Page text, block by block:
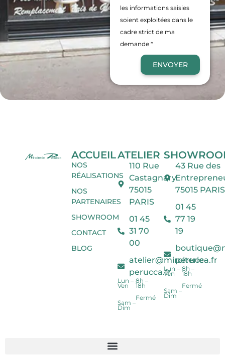
les informations saisies
soient exploitées dans le
cadre strict de ma
demande *
ENVOYER
ACCUEIL
NOS
RÉALISATIONS
NOS
PARTENAIRES
SHOWROOM
CONTACT
BLOG
ATELIER
110 Rue
Castagnary
75015
PARIS
01 45
31 70
00
atelier@miroiterie-
perucca.fr
Lun –
Ven
Sam –
Dim
8h –
18h
Fermé
43 Rue des
75015 PARIS
01 45
77 19
19
perucca.fr
Lun –
Ven
Sam –
Dim
8h –
18h
Fermé